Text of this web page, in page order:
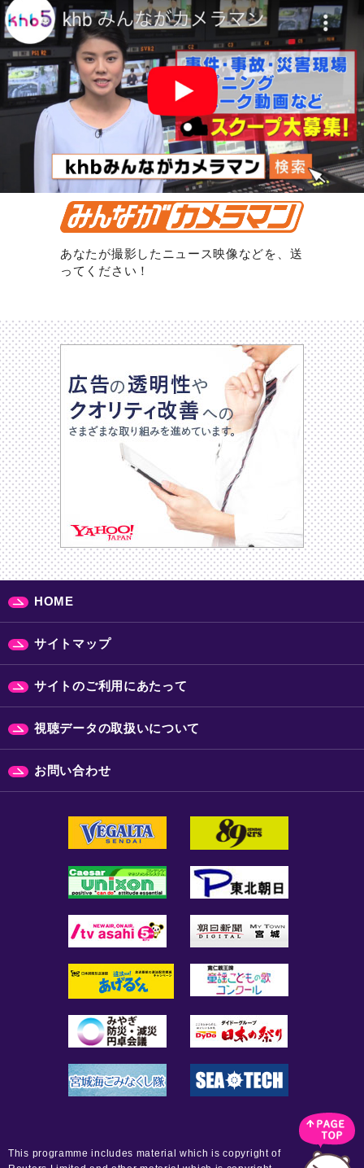
あなたが撮影したニュース映像などを、送
ってください！
HOME
サイトマップ
サイトのご利用にあたって
視聴データの取扱いについて
お問い合わせ
This programme includes material which is copyright of